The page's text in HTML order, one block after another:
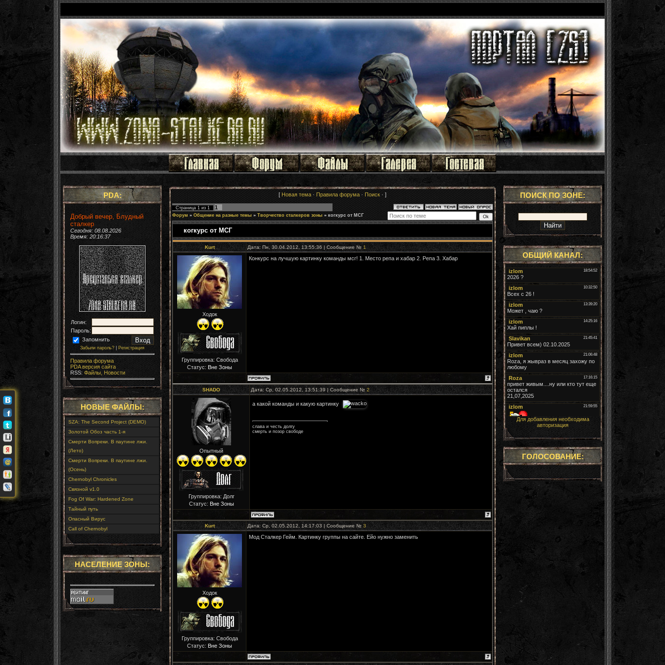
PDA:
Добрый вечер, Блудный
сталкер
Сегодня: 08.08.2026
Время: 20:16:38
Логин:
Пароль:
Запомнить
Забыли пароль? Регистрация
Правила форума
PDA версия сайта
RSS: Файлы, Новости
НОВЫЕ ФАЙЛЫ:
SZA: The Second Project (DEMO)
Золотой Обоз часть 1-я
Смерти Вопреки. В паутине лжи.
(Лето)
Смерти Вопреки. В паутине лжи.
(Осень)
Chernobyl Chronicles
Связной v1.0
Fog Of War: Hardened Zone
Тайный путь
Опасный Вирус
Call of Chernobyl
НАСЕЛЕНИЕ ЗОНЫ:
[ Новая тема · Правила форума · Поиск · ]
Страница 1 из 1 1
Форум » Общение на разные темы » Творчество сталкеров зоны » когкурс от МСГ
когкурс от МСГ
Kurt Дата: Пн, 30.04.2012, 13:55:36 | Сообщение № 1
Ходок
Группировка: Свобода
Статус: Вне Зоны
Конкурс на лучшую картинку команды мсг! 1. Место репа и хабар 2. Репа 3. Хабар
SHADO Дата: Ср, 02.05.2012, 13:51:39 | Сообщение № 2
Опытный
Группировка: Долг
Статус: Вне Зоны
а какой команды и какую картинку
слава и честь долгу
смерть и позор свободе
Kurt Дата: Ср, 02.05.2012, 14:17:03 | Сообщение № 3
Ходок
Группировка: Свобода
Статус: Вне Зоны
Мод Сталкер Гейм. Картинку группы на сайте. Ейо нужно заменить
ПОИСК ПО ЗОНЕ:
ОБЩИЙ КАНАЛ:
Для добавления необходима
авторизация
ГОЛОСОВАНИЕ: